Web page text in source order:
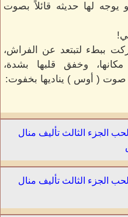
لها حديثه قائلاً بصوت
ببطء لتبتعد عن الفراش،
وخفق قلبها بشدة،
( أوس ) يناديها بخفوت:
الجزء الثالث تأليف منال
الجزء الثالث تأليف منال